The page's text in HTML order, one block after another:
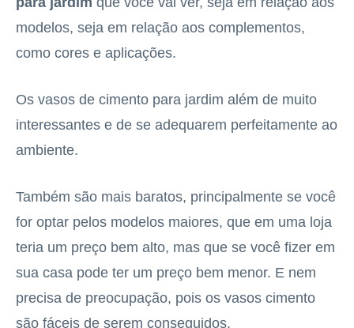
modelos, seja em relação aos complementos,
como cores e aplicações.
Os vasos de cimento para jardim além de muito
interessantes e de se adequarem perfeitamente ao
ambiente.
Também são mais baratos, principalmente se você
for optar pelos modelos maiores, que em uma loja
teria um preço bem alto, mas que se você fizer em
sua casa pode ter um preço bem menor. E nem
precisa de preocupação, pois os vasos cimento
são fáceis de serem conseguidos.